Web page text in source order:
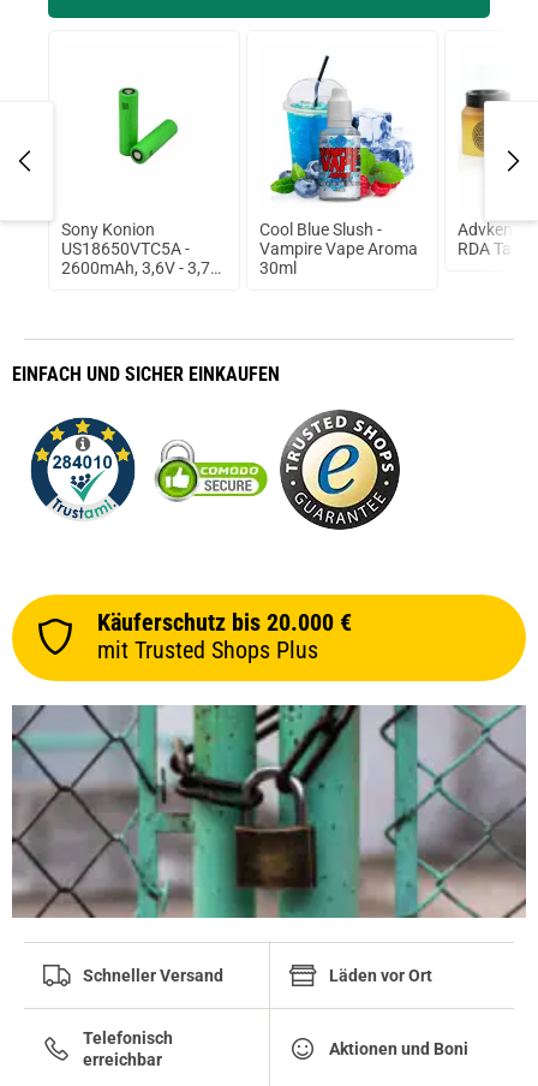
Sony Konion
US18650VTC5A -
2600mAh, 3,6V - 3,7V
Cool Blue Slush -
Vampire Vape Aroma
30ml
Advken
RDA Tank
EINFACH UND SICHER EINKAUFEN
Käuferschutz bis 20.000 €
mit Trusted Shops Plus
Schneller Versand Läden vor Ort
Telefonisch
erreichbar
Aktionen und Boni